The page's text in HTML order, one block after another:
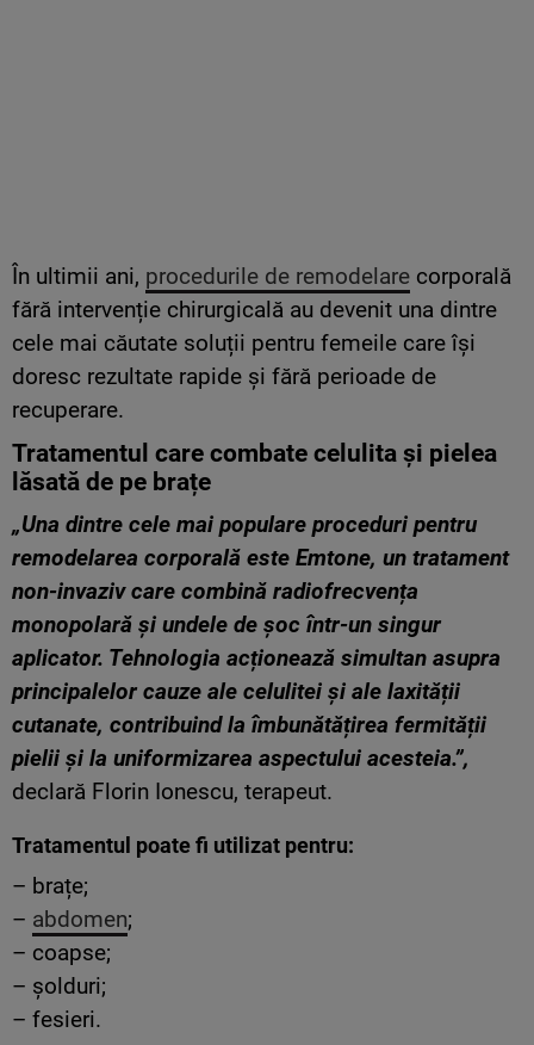
În ultimii ani, procedurile de remodelare corporală
fără intervenție chirurgicală au devenit una dintre
cele mai căutate soluții pentru femeile care își
doresc rezultate rapide și fără perioade de
recuperare.
Tratamentul care combate celulita și pielea
lăsată de pe brațe
„Una dintre cele mai populare proceduri pentru
remodelarea corporală este Emtone, un tratament
non-invaziv care combină radiofrecvența
monopolară și undele de șoc într-un singur
aplicator. Tehnologia acționează simultan asupra
principalelor cauze ale celulitei și ale laxității
cutanate, contribuind la îmbunătățirea fermității
pielii și la uniformizarea aspectului acesteia.”,
declară Florin Ionescu, terapeut.
Tratamentul poate fi utilizat pentru:
– brațe;
– abdomen;
– coapse;
– șolduri;
– fesieri.